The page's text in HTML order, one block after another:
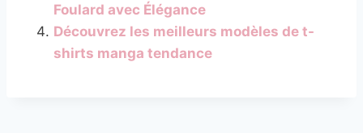
Foulard avec Élégance
Découvrez les meilleurs modèles de t-
shirts manga tendance